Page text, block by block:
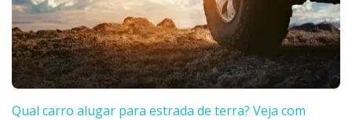
Qual carro alugar para estrada de terra? Veja com